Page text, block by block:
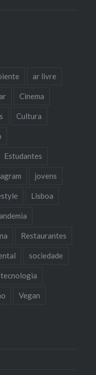
ar livre
Cinema
Cultura
Estudantes
jovens
Lisboa
Restaurantes
sociedade
tecnologia
Vegan